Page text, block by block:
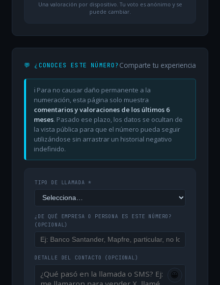
Una valoración por dispositivo. Tu voto es anónimo y se
puede cambiar.
💬 ¿CONOCES ESTE NÚMERO? Comparte tu experiencia
ℹ️ Para no causar daño permanente a la
numeración, esta página solo muestra
comentarios y valoraciones de los últimos 6
meses. Pasado ese plazo, los datos se ocultan de
la vista pública para que el número pueda seguir
utilizándose sin arrastrar un historial negativo
indefinido.
TIPO DE LLAMADA *
¿DE QUÉ EMPRESA O PERSONA ES ESTE NÚMERO?
(OPCIONAL)
DETALLE DEL CONTACTO (OPCIONAL)
😀